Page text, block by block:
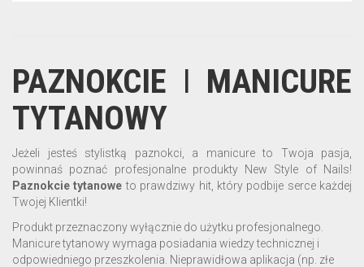
PAZNOKCIE I MANICURE
TYTANOWY
Jeżeli jesteś stylistką paznokci, a manicure to Twoja pasja,
powinnaś poznać profesjonalne produkty New Style of Nails!
Paznokcie tytanowe to prawdziwy hit, który podbije serce każdej
Twojej Klientki!
Produkt przeznaczony wyłącznie do użytku profesjonalnego.
Manicure tytanowy wymaga posiadania wiedzy technicznej i
odpowiedniego przeszkolenia. Nieprawidłowa aplikacja (np. złe